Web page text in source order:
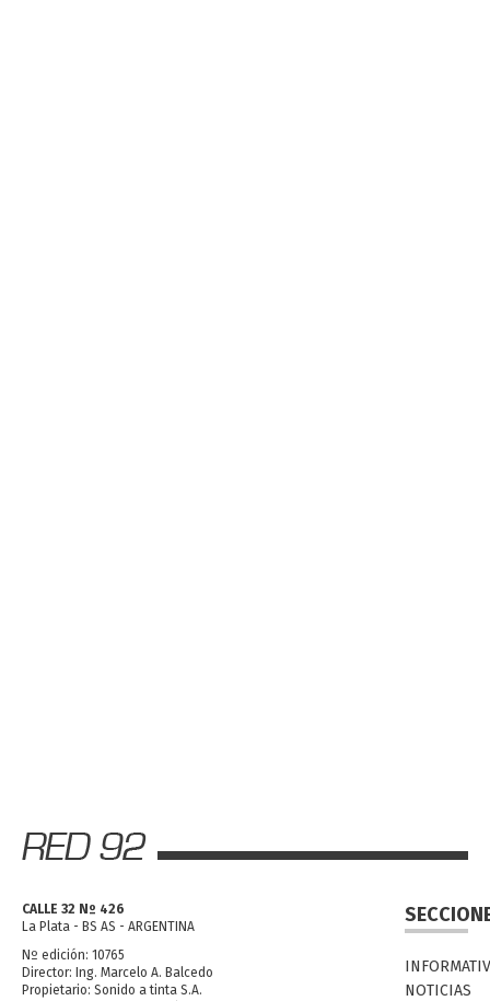
CALLE 32 Nº 426
La Plata - BS AS - ARGENTINA
Nº edición: 10765
Director: Ing. Marcelo A. Balcedo
Propietario: Sonido a tinta S.A.
NOTICIAS